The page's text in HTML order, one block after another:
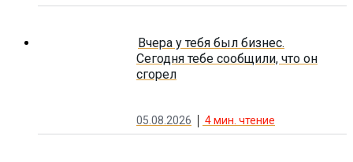
Вчера у тебя был бизнес.
Сегодня тебе сообщили, что он
сгорел
05.08.2026 4мин. чтение